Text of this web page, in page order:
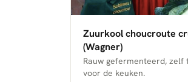
Zuurkool choucroute
(Wagner)
Rauw gefermenteerd, zelf
voor de keuken.